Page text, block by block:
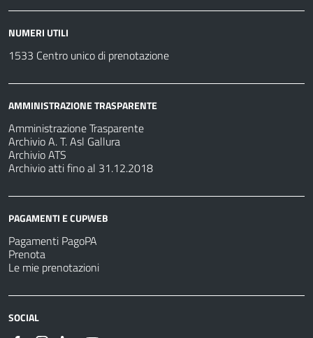
NUMERI UTILI
1533 Centro unico di prenotazione
AMMINISTRAZIONE TRASPARENTE
Amministrazione Trasparente
Archivio A. T. Asl Gallura
Archivio ATS
Archivio atti fino al 31.12.2018
PAGAMENTI E CUPWEB
Pagamenti PagoPA
Prenota
Le mie prenotazioni
SOCIAL